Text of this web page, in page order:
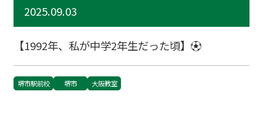
2025.09.03
【1992年、私が中学2年生だった頃】⚽
堺市駅前校 堺市 大阪教室